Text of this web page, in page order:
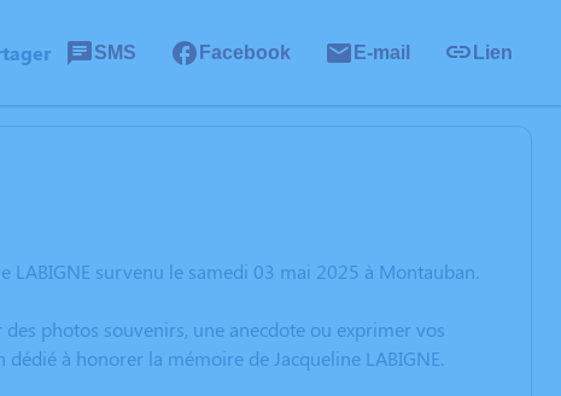
SMS Facebook E-mail Lien
LABIGNE survenu le samedi 03 mai 2025 à Montauban.
photos souvenirs, une anecdote ou exprimer vos
à honorer la mémoire de Jacqueline LABIGNE.